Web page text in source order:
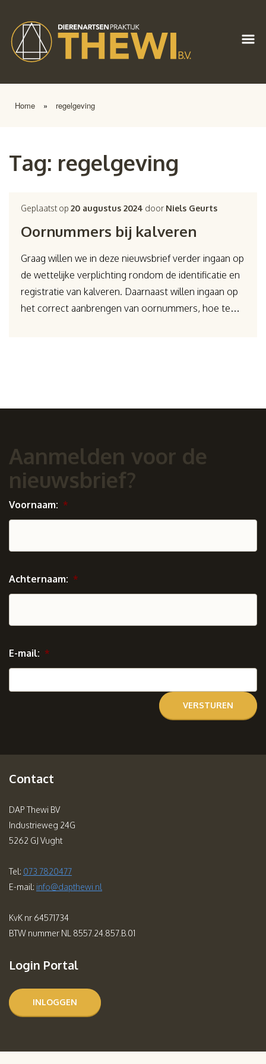
Home » regelgeving
Tag: regelgeving
Geplaatst op20 augustus 2024 door Niels Geurts
Oornummers bij kalveren
Graag willen we in deze nieuwsbrief verder ingaan op
de wettelijke verplichting rondom de identificatie en
registratie van kalveren. Daarnaast willen ingaan op
het correct aanbrengen van oornummers, hoe te…
Aanmelden voor de
nieuwsbrief?
Voornaam: *
Achternaam: *
E-mail: *
Contact
DAP Thewi BV
Industrieweg 24G
5262 GJ Vught
Tel: 073 7820477
E-mail: info@dapthewi.nl
KvK nr 64571734
BTW nummer NL 8557.24.857.B.01
Login Portal
INLOGGEN